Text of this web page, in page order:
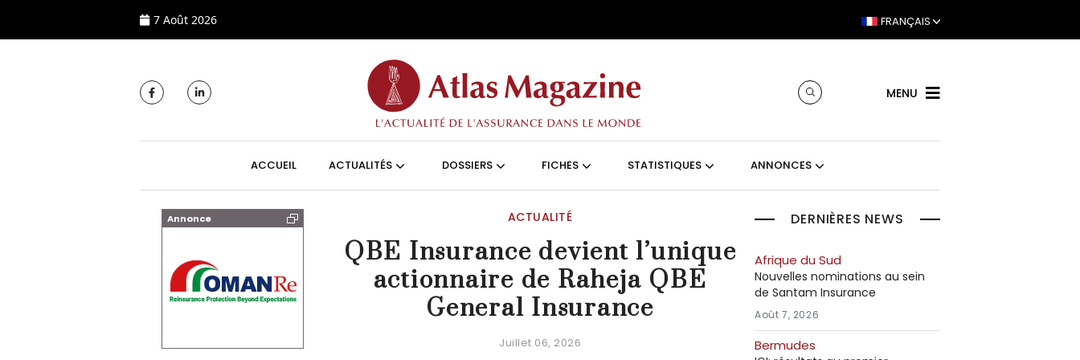
7 Août 2026 FRANÇAIS
MENU
ACCUEIL ACTUALITÉS DOSSIERS FICHES STATISTIQUES ANNONCES
Annonce ACTUALITÉ
QBE Insurance devient l’unique
actionnaire de Raheja QBE
General Insurance
Juillet 06, 2026
DERNIÈRES NEWS
Afrique du Sud
Nouvelles nominations au sein
de Santam Insurance
Août 7, 2026
Bermudes